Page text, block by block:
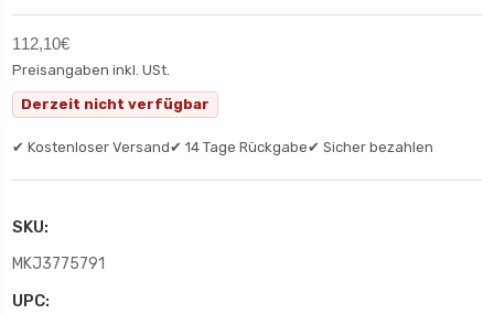
112,10€
Preisangaben inkl. USt.
Derzeit nicht verfügbar
✔ Kostenloser Versand✔ 14 Tage Rückgabe✔ Sicher bezahlen
SKU:
MKJ3775791
UPC: